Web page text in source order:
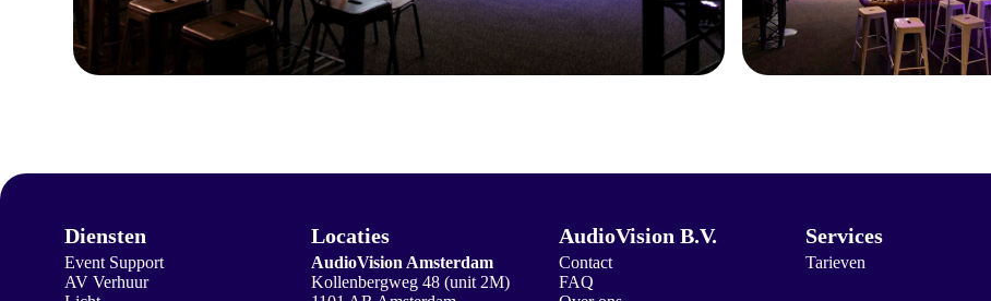
Diensten
Event Support
AV Verhuur
Locaties
AudioVision Amsterdam
Kollenbergweg 48 (unit 2M)
AudioVision B.V.
Contact
FAQ
Services
Tarieven